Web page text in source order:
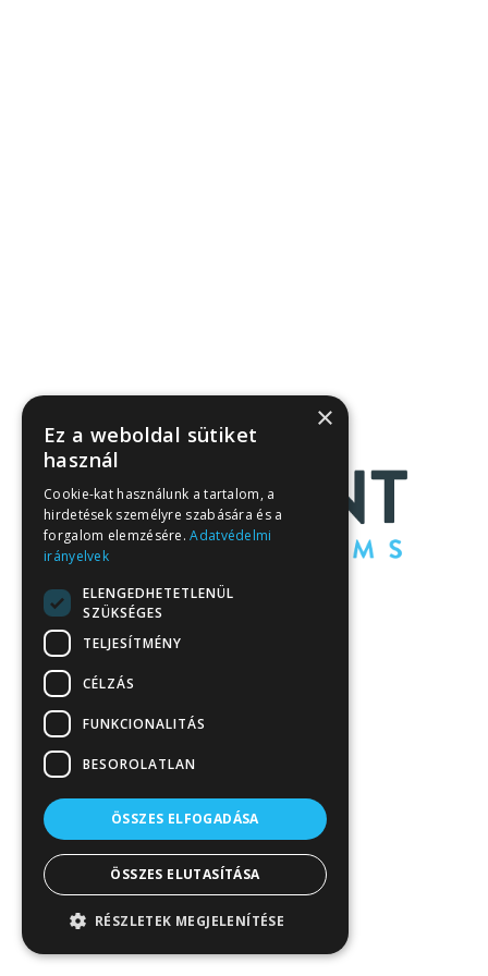
×
Ez a weboldal sütiket
használ
Cookie-kat használunk a tartalom, a
hirdetések személyre szabására és a
forgalom elemzésére.Adatvédelmi
irányelvek
ELENGEDHETETLENÜL
SZÜKSÉGES
TELJESÍTMÉNY
CÉLZÁS
FUNKCIONALITÁS
BESOROLATLAN
ÖSSZES ELFOGADÁSA
ÖSSZES ELUTASÍTÁSA
RÉSZLETEK MEGJELENÍTÉSE